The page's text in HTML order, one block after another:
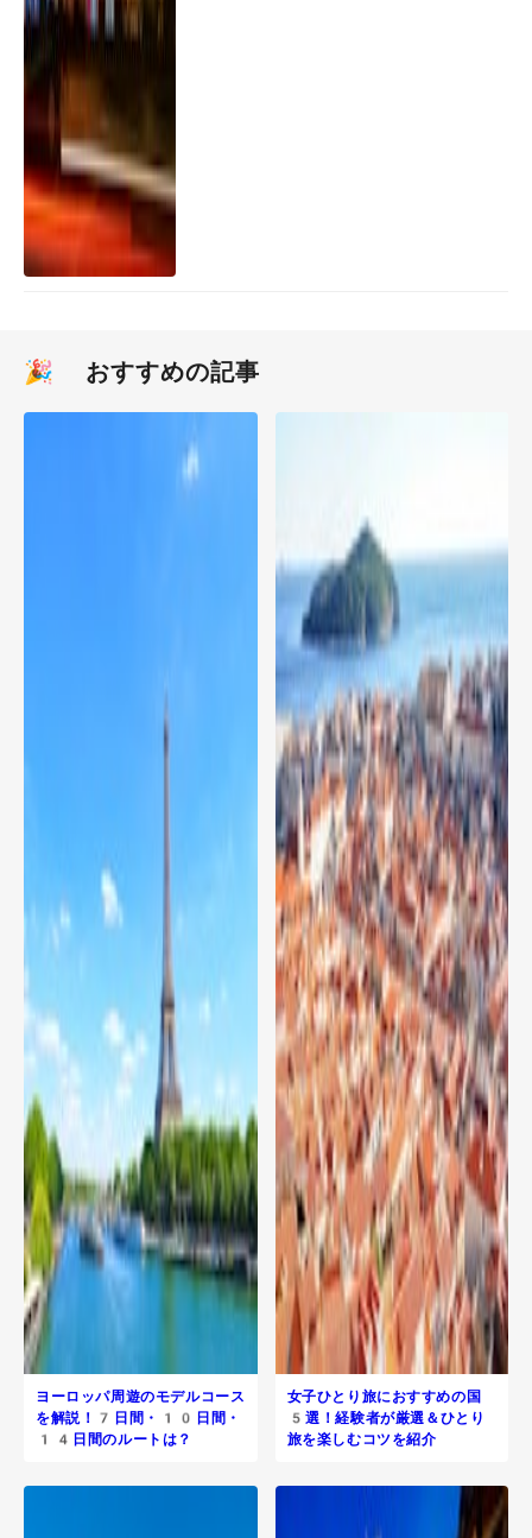
🎉 おすすめの記事
ヨーロッパ周遊のモデルコース
を解説！7日間・10日間・
14日間のルートは？
女子ひとり旅におすすめの国
5選！経験者が厳選＆ひとり
旅を楽しむコツを紹介